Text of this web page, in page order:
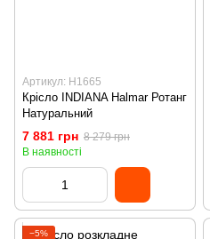
Артикул: H1665
Крісло INDIANA Halmar Ротанг
Натуральний
7 881 грн 8 279 грн
В наявності
−5%